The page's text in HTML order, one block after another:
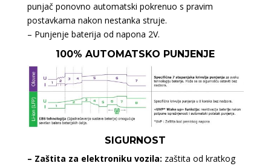
punjač ponovno automatski pokrenuo s pravim
postavkama nakon nestanka struje.
– Punjenje baterija od napona 2V.
100% AUTOMATSKO PUNJENJE
SIGURNOST
– Zaštita za elektroniku vozila: zaštita od kratkog